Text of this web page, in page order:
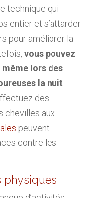
technique qui
entier et s’attarder
pour améliorer la
vous pouvez
lors des
la nuit.
des
chevilles aux
peuvent
contre les
physiques